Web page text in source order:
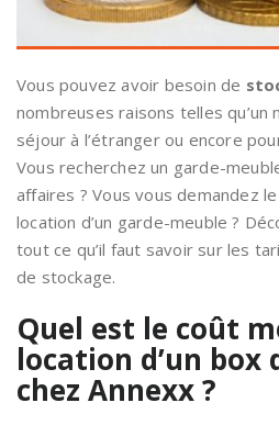
Vous pouvez avoir besoin de
nombreuses raisons telles qu’un
séjour à l’étranger ou encore
Vous recherchez un garde-
affaires ? Vous vous demandez
location d’un garde-meuble ?
tout ce qu’il faut savoir sur les
de stockage.
Quel est le coût
location d’un box
chez Annexx ?